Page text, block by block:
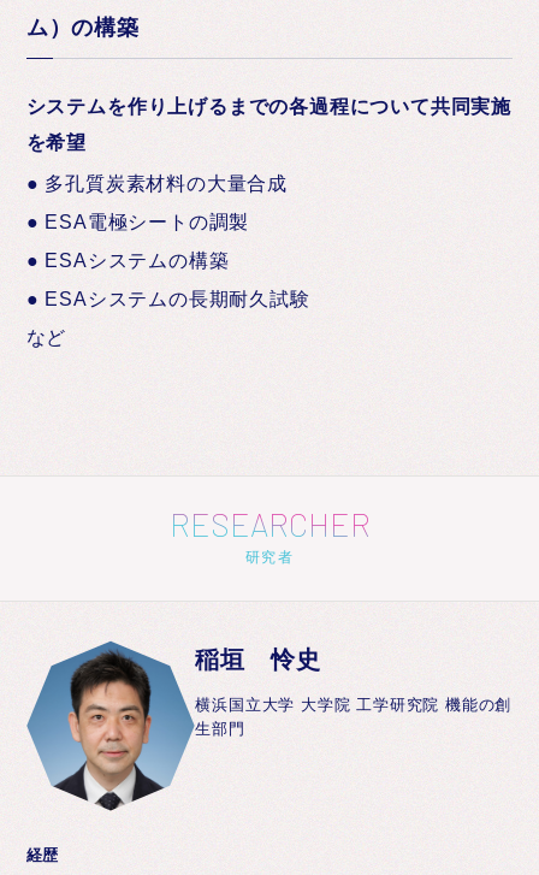
ム）の構築
システムを作り上げるまでの各過程について共同実施
を希望
● 多孔質炭素材料の大量合成
● ESA電極シートの調製
● ESAシステムの構築
● ESAシステムの長期耐久試験
など
RESEARCHER
研究者
稲垣 怜史
横浜国立大学 大学院 工学研究院 機能の創
生部門
経歴